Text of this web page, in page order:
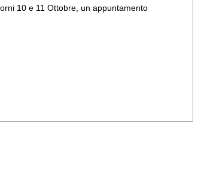
10 e 11 Ottobre, un appuntamento